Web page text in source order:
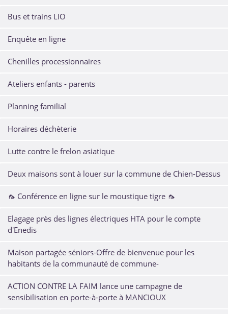
Bus et trains LIO
Enquête en ligne
Chenilles processionnaires
Ateliers enfants - parents
Planning familial
Horaires déchèterie
Lutte contre le frelon asiatique
Deux maisons sont à louer sur la commune de Chien-Dessus
🦟 Conférence en ligne sur le moustique tigre 🦟
Elagage près des lignes électriques HTA pour le compte
d'Enedis
Maison partagée séniors-Offre de bienvenue pour les
habitants de la communauté de commune-
ACTION CONTRE LA FAIM lance une campagne de
sensibilisation en porte-à-porte à MANCIOUX